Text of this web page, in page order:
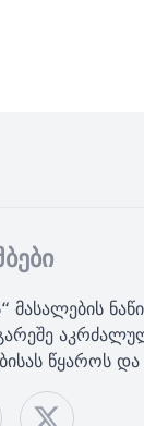
მასალების
წყაროს